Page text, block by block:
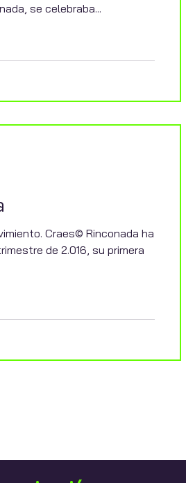
se celebraba...
Craes© Rinconada ha
de 2.016, su primera